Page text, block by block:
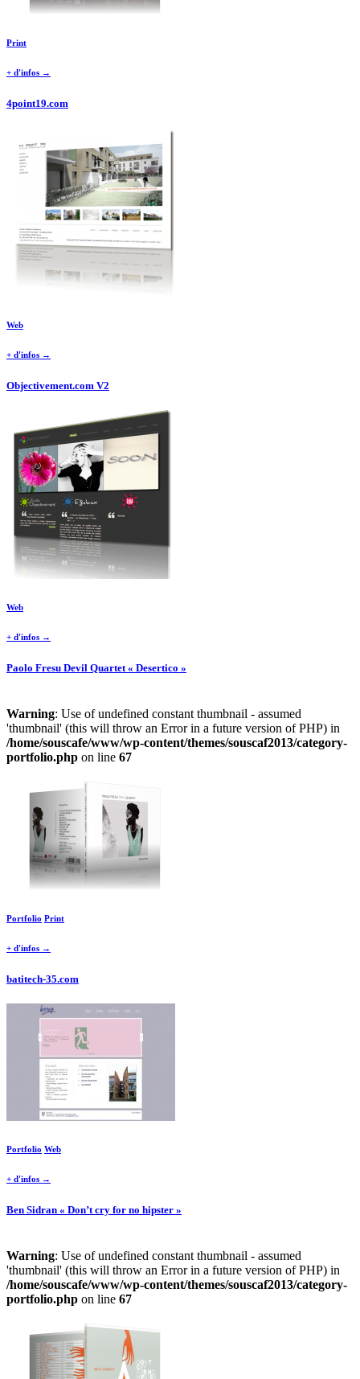
Print
+ d'infos →
4point19.com
Web
+ d'infos →
Objectivement.com V2
Web
+ d'infos →
Paolo Fresu Devil Quartet « Desertico »
Warning: Use of undefined constant thumbnail - assumed
'thumbnail' (this will throw an Error in a future version of PHP) in
/home/souscafe/www/wp-content/themes/souscaf2013/category-
portfolio.php on line 67
Portfolio Print
+ d'infos →
batitech-35.com
Portfolio Web
+ d'infos →
Ben Sidran « Don’t cry for no hipster »
Warning: Use of undefined constant thumbnail - assumed
'thumbnail' (this will throw an Error in a future version of PHP) in
/home/souscafe/www/wp-content/themes/souscaf2013/category-
portfolio.php on line 67